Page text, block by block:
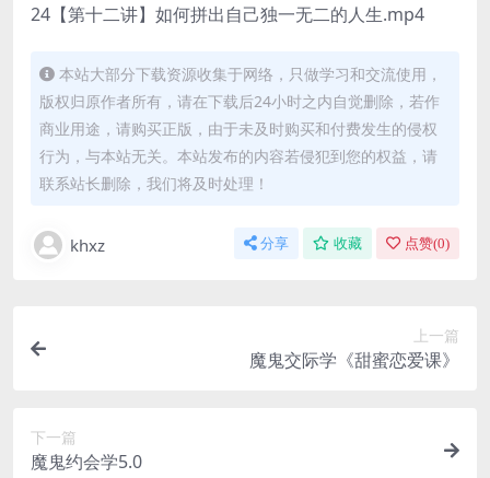
24【第十二讲】如何拼出自己独一无二的人生.mp4
本站大部分下载资源收集于网络，只做学习和交流使用，
版权归原作者所有，请在下载后24小时之内自觉删除，若作
商业用途，请购买正版，由于未及时购买和付费发生的侵权
行为，与本站无关。本站发布的内容若侵犯到您的权益，请
联系站长删除，我们将及时处理！
khxz 分享 收藏 点赞(0)
上一篇
魔鬼交际学《甜蜜恋爱课》
下一篇
魔鬼约会学5.0